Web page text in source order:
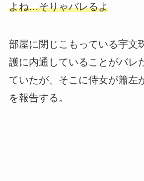
よね…そりゃバレるよ
部屋に閉じこもっている宇文
護に内通していることがバレ
ていたが、そこに侍女が簫左
を報告する。